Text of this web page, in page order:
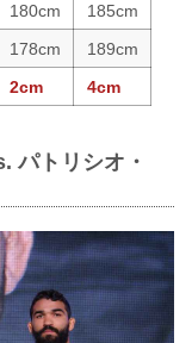
180cm
185cm
178cm
189cm
2cm 4cm
パトリシオ・